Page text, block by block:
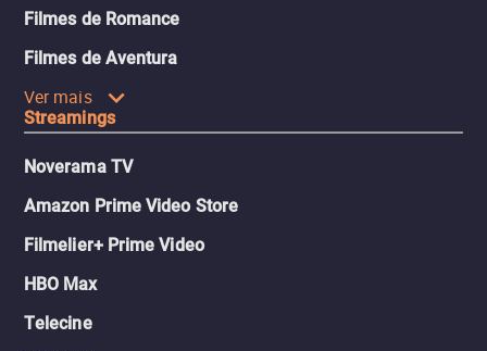
Filmes de Romance
Filmes de Aventura
Ver mais
Streamings
Noverama TV
Amazon Prime Video Store
Filmelier+ Prime Video
HBO Max
Telecine